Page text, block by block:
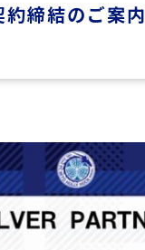
締結のご案内